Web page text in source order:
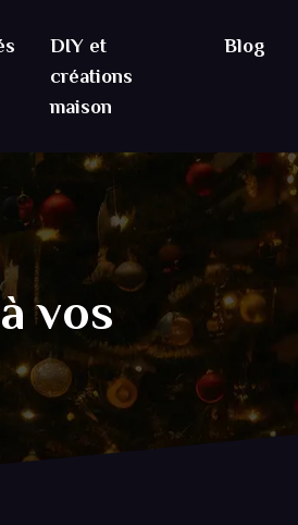
DIY et
créations
maison
Blog
vos